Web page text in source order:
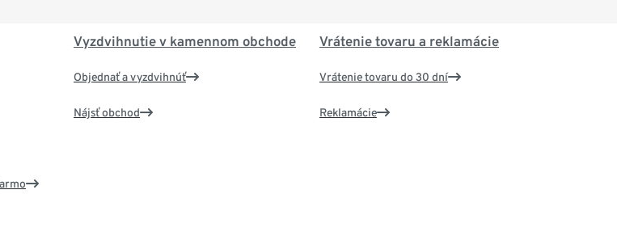
Vyzdvihnutie v kamennom obchode
Objednať a vyzdvihnúť
Nájsť obchod
Vrátenie tovaru a reklamácie
Vrátenie tovaru do 30 dní
Reklamácie